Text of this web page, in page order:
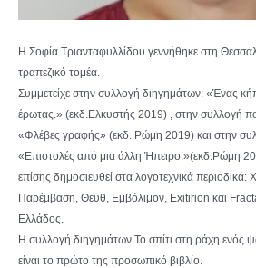
Η Σοφία Τριανταφυλλίδου γεννήθηκε στη
τραπεζικό τομέα.
Συμμετείχε στην συλλογή διηγημάτων: «Ένας
έρωτας.» (εκδ.Ελκυστής 2019) , στην συλλογή
«Φλέβες γραφής» (εκδ. Ρώμη 2019) και στην
«Επιστολές από μια άλλη Ήπειρο.»(εκδ.Ρώμη
επίσης δημοσιευθεί στα λογοτεχνικά
Παρέμβαση, Θευθ, Εμβόλιμον, Εxitirion και
Ελλάδος.
Η συλλογή διηγημάτων Το σπίτι στη ράχη ενός
είναι το πρώτο της προσωπικό βιβλίο.